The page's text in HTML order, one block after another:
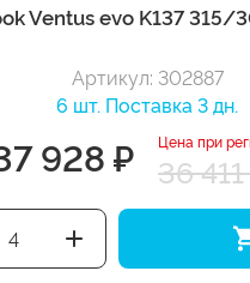
Ventus evo K137 315/
Артикул: 302887
6 шт. Поставка 3 дн.
928 ₽ Цена при
36